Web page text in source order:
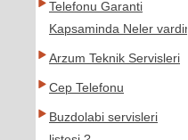
Telefonu Garanti
Kapsaminda Neler vardir
Arzum Teknik Servisleri
Cep Telefonu
Buzdolabi servisleri